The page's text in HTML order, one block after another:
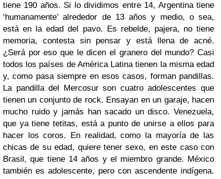
tiene 190 años. Si lo dividimos entre 14, Argentina tiene
‘humanamente’ alrededor de 13 años y medio, o sea,
está en la edad del pavo. Es rebelde, pajera, no tiene
memoria, contesta sin pensar y está llena de acné.
¿Será por eso que le dicen el granero del mundo? Casi
todos los países de América Latina tienen la misma edad
y, como pasa siempre en esos casos, forman pandillas.
La pandilla del Mercosur son cuatro adolescentes que
tienen un conjunto de rock. Ensayan en un garaje, hacen
mucho ruido y jamás han sacado un disco. Venezuela,
que ya tiene tetitas, está a punto de unirse a ellos para
hacer los coros. En realidad, como la mayoría de las
chicas de su edad, quiere tener sexo, en este caso con
Brasil, que tiene 14 años y el miembro grande. México
también es adolescente, pero con ascendente indígena.